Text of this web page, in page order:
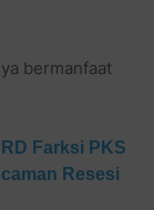
bermanfaat
Farksi PKS
Resesi